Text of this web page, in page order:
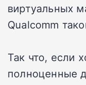
виртуальных
Qualcomm
Так что, если
полноценные